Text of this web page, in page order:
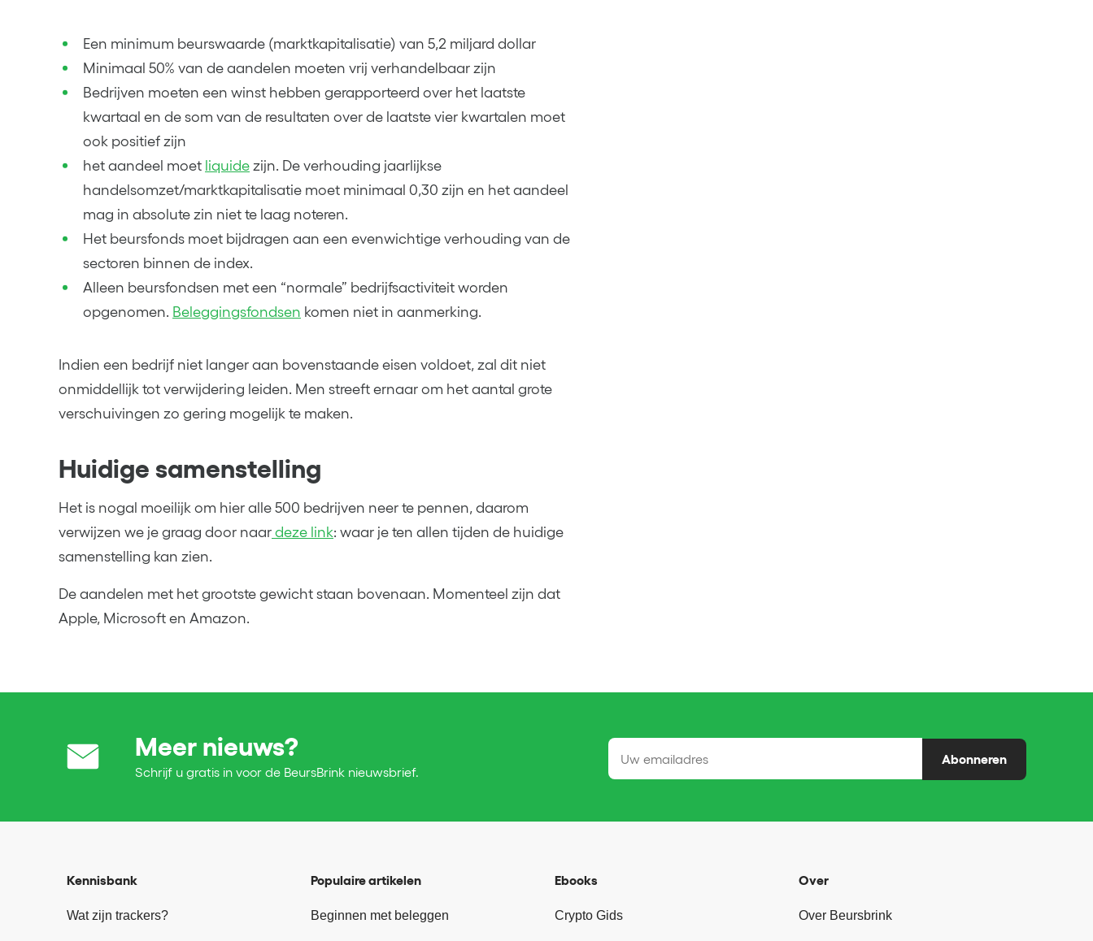
Een minimum beurswaarde (marktkapitalisatie) van 5,2 miljard dollar
Minimaal 50% van de aandelen moeten vrij verhandelbaar zijn
Bedrijven moeten een winst hebben gerapporteerd over het laatste
kwartaal en de som van de resultaten over de laatste vier kwartalen moet
ook positief zijn
het aandeel moet liquide zijn. De verhouding jaarlijkse
handelsomzet/marktkapitalisatie moet minimaal 0,30 zijn en het aandeel
mag in absolute zin niet te laag noteren.
Het beursfonds moet bijdragen aan een evenwichtige verhouding van de
sectoren binnen de index.
Alleen beursfondsen met een “normale” bedrijfsactiviteit worden
opgenomen. Beleggingsfondsen komen niet in aanmerking.
Indien een bedrijf niet langer aan bovenstaande eisen voldoet, zal dit niet
onmiddellijk tot verwijdering leiden. Men streeft ernaar om het aantal grote
verschuivingen zo gering mogelijk te maken.
Huidige samenstelling
Het is nogal moeilijk om hier alle 500 bedrijven neer te pennen, daarom
verwijzen we je graag door naar deze link: waar je ten allen tijden de huidige
samenstelling kan zien.
De aandelen met het grootste gewicht staan bovenaan. Momenteel zijn dat
Apple, Microsoft en Amazon.
Meer nieuws?
Schrijf u gratis in voor de BeursBrink nieuwsbrief.
Abonneren
Kennisbank
Wat zijn trackers?
Populaire artikelen
Beginnen met beleggen
Ebooks
Crypto Gids
Over
Over Beursbrink